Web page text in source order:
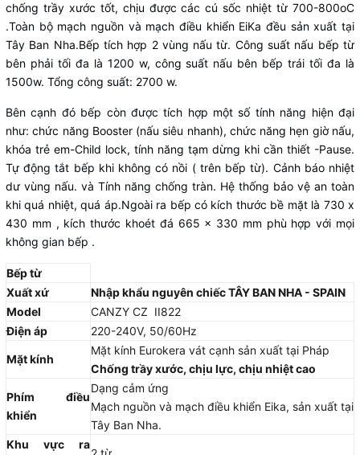
chống trầy xước tốt, chịu được các cú sốc nhiệt từ 700-800oC
.Toàn bộ mạch nguồn và mạch điều khiển EiKa đều sản xuất tại
Tây Ban Nha.Bếp tích hợp 2 vùng nấu từ. Công suất nấu bếp từ
bên phải tối đa là 1200 w, công suất nấu bên bếp trái tối đa là
1500w. Tổng công suất: 2700 w.
Bên cạnh đó bếp còn được tích hợp một số tính năng hiện đại
như: chức năng Booster (nấu siêu nhanh), chức năng hẹn giờ nấu,
khóa trẻ em-Child lock, tính năng tạm dừng khi cần thiết -Pause.
Tự động tắt bếp khi không có nồi ( trên bếp từ). Cảnh báo nhiệt
dư vùng nấu. và Tính năng chống tràn. Hệ thống bảo vệ an toàn
khi quá nhiệt, quá áp.Ngoài ra bếp có kích thước bề mặt là 730 x
430 mm , kích thước khoét đá 665 x 330 mm phù hợp với mọi
không gian bếp .
Bếp từ
Xuất xứ
Nhập khẩu nguyên chiếc TÂY BAN NHA - SPAIN
Model
CANZY CZ II822
Điện áp
220-240V, 50/60Hz
Mặt kính
Mặt kính Eurokera vát cạnh sản xuất tại Pháp
Chống trầy xước, chịu lực, chịu nhiệt cao
Phím điều
khiển
Dạng cảm ứng
Mạch nguồn và mạch điều khiển Eika, sản xuất tại
Tây Ban Nha.
Khu vực ra